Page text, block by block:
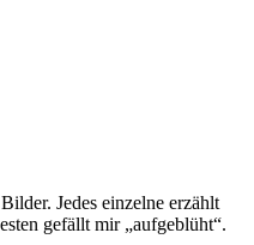
Jedes einzelne erzählt
gefällt mir „aufgeblüht“.